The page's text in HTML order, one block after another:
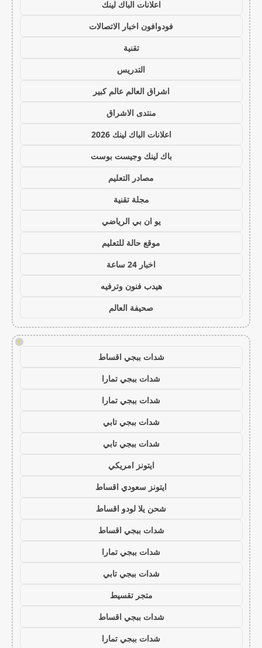
اعلانات الباك لينك
فودوافون اخبار الاتصالات
تقنية
التدريس
اشراق العالم عالم كبير
منتدى الاشراق
اعلانات الباك لينك 2026
باك لينك وجيست بوست
مصادر التعليم
مجلة تقنية
يو ان بي الرياضي
موقع حالة للتعليم
اخبار 24 ساعة
هيدب فنون وترفيه
صحيفة العالم
!
شدات ببجي اقساط
شدات ببجي تمارا
شدات ببجي تمارا
شدات ببجي تابي
شدات ببجي تابي
ايتونز امريكي
ايتونز سعودي اقساط
شحن يلا لودو اقساط
شدات ببجي اقساط
شدات ببجي تمارا
شدات ببجي تابي
متجر تقسيط
شدات ببجي اقساط
شدات ببجي تمارا